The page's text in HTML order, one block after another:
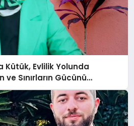
Kütük, Evlilik Yolunda
ve Sınırların Gücünü